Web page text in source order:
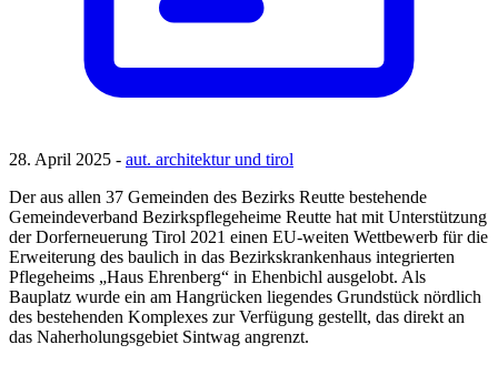
28. April 2025 - aut. architektur und tirol
Der aus allen 37 Gemeinden des Bezirks Reutte bestehende
Gemeindeverband Bezirkspflegeheime Reutte hat mit Unterstützung
der Dorferneuerung Tirol 2021 einen EU-weiten Wettbewerb für die
Erweiterung des baulich in das Bezirkskrankenhaus integrierten
Pflegeheims „Haus Ehrenberg“ in Ehenbichl ausgelobt. Als
Bauplatz wurde ein am Hangrücken liegendes Grundstück nördlich
des bestehenden Komplexes zur Verfügung gestellt, das direkt an
das Naherholungsgebiet Sintwag angrenzt.